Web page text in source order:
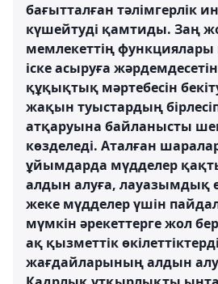
бағытталған тәлімгерлік
күшейтуді қамтиды. Заң
мемлекеттің функциялары
іске асыруға
құқықтық мәртебесін
жақын туыстардың
атқаруына байланысты
көзделеді. Аталған
ұйымдарда мүдделер
алдын алуға, лауазымдық
жеке мүдделер үшін
мүмкін әрекеттерге жол
ақ қызметтік
жағдайларының алдын